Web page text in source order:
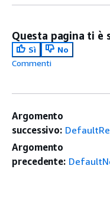
Questa pagina ti è
Sì
No
Commenti
Argomento
successivo:
Argomento
precedente: